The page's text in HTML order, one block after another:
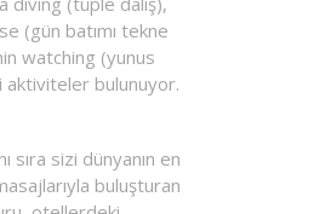
(gün batımı tekne
watching (yunus
aktiviteler bulunuyor.
sıra sizi dünyanın en
buluşturan